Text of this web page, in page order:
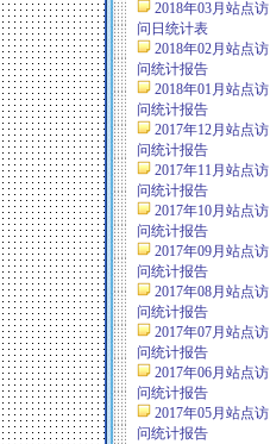
2018年03月站点访
问日统计表
2018年02月站点访
问统计报告
2018年01月站点访
问统计报告
2017年12月站点访
问统计报告
2017年11月站点访
问统计报告
2017年10月站点访
问统计报告
2017年09月站点访
问统计报告
2017年08月站点访
问统计报告
2017年07月站点访
问统计报告
2017年06月站点访
问统计报告
2017年05月站点访
问统计报告